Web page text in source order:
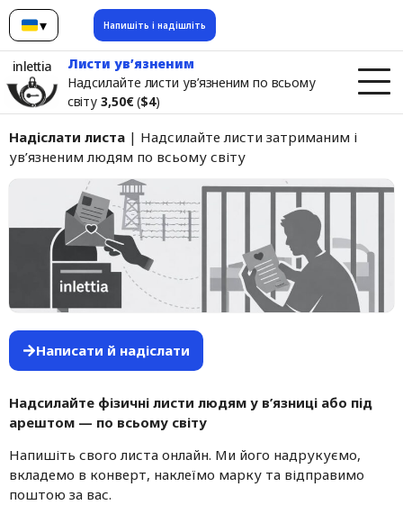
▾
УкраїнськаНапишіть і надішліть
inlettia
Листи ув’язненим
Надсилайте листи ув’язненим по всьому
світу3,50€($4)
Надіслати листа | Надсилайте листи затриманим і
ув’язненим людям по всьому світу
Написати й надіслати
Надсилайте фізичні листи людям у в’язниці або під
арештом — по всьому світу
Напишіть свого листа онлайн. Ми його надрукуємо,
вкладемо в конверт, наклеїмо марку та відправимо
поштою за вас.